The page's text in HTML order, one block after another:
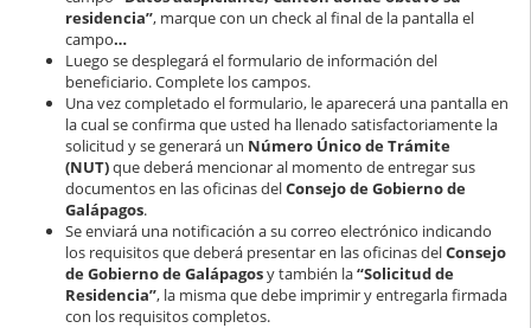
residencia”, marque con un check al final de la pantalla el
campo…
Luego se desplegará el formulario de información del
beneficiario. Complete los campos.
Una vez completado el formulario, le aparecerá una pantalla en
la cual se confirma que usted ha llenado satisfactoriamente la
solicitud y se generará un Número Único de Trámite
(NUT)que deberá mencionar al momento de entregar sus
documentos en las oficinas delConsejo de Gobierno de
Galápagos.
Se enviará una notificación a su correo electrónico indicando
los requisitos que deberá presentar en las oficinas delConsejo
de Gobierno de Galápagosy también la“Solicitud de
Residencia”, la misma que debe imprimir y entregarla firmada
con los requisitos completos.